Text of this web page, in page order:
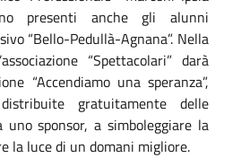
presenti anche gli alunni
“Bello-Pedullà-Agnana”. Nella
“Spettacolari” darà
“Accendiamo una speranza”,
gratuitamente delle
sponsor, a simboleggiare la
la luce di un domani migliore.